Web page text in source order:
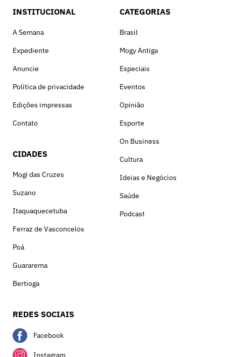
INSTITUCIONAL
A Semana
Expediente
Anuncie
Política de privacidade
Edições impressas
Contato
CIDADES
Mogi das Cruzes
Suzano
Itaquaquecetuba
Ferraz de Vasconcelos
Poá
Guararema
Bertioga
CATEGORIAS
Brasil
Mogy Antiga
Especiais
Eventos
Opinião
Esporte
On Business
Cultura
Ideias e Negócios
Saúde
Podcast
REDES SOCIAIS
Facebook